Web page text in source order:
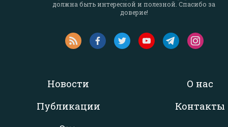
должна быть интересной и полезной. Спасибо за
доверие!
Новости
Публикации
О нас
Контакты